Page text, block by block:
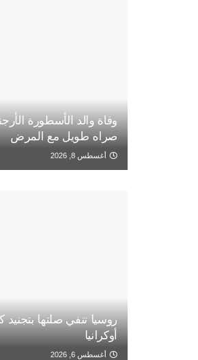
وفاة والد الأسطورة
صراه طويل مع المرض
أغسطس 8, 2026
روسيا تنفي صلتها بتجنيد
أوكرانيا
أغسطس 6, 2026